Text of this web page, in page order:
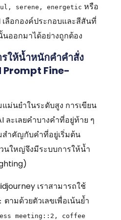
serene, energetic หรือ
เลือกองค์ประกอบและสีสันที่
ออกมาได้อย่างถูกต้อง
ให้น้ำหนักคำคำสั่ง
Fine-
ม่นยำในระดับสูง การเขียน
ละเลยคำบางคำที่อยู่ท้าย ๆ
สำคัญกับคำที่อยู่เริ่มต้น
นใหญ่จึงมีระบบการให้น้ำ
เราสามารถใช้
ตามด้วยตัวเลขเพื่อเน้นย้ำ
meeting::2, coffee